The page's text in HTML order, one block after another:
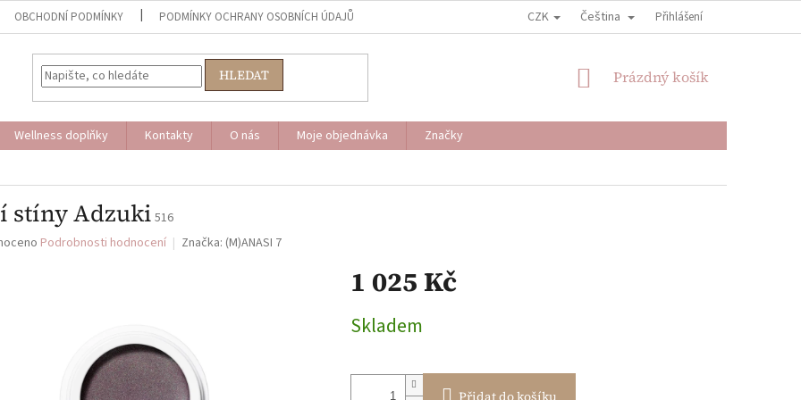
OBCHODNÍ PODMÍNKY PODMÍNKY OCHRANY OSOBNÍCH ÚDAJŮ CZK Čeština Přihlášení
HLEDAT
NÁKUPNÍ
Prázdný košík
Wellness doplňky Kontakty O nás Moje objednávka
Značky
stíny Adzuki 516
Podrobnosti hodnocení Značka: (M)ANASI 7
1 025 Kč
cena:
Skladem